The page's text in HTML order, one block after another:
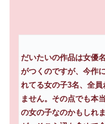
だいたいの作品は女優
がつくのですが、今作
れてる女の子3名、全員
ません。その点でも本
の女の子なのかもしれ